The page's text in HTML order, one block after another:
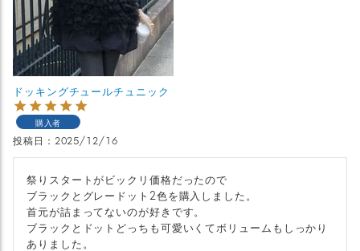
ドッキングチュールチュニック
購入者
投稿日 2025/12/16
祭りスタートがビックリ価格だったので
ブラックとグレードット2色を購入しました。
首元が詰まってないのが好きです。
ブラックとドットどっちも可愛いくてボリュームもしっかり